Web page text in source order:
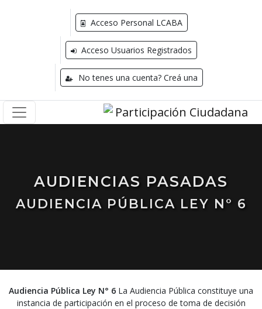
Acceso Personal LCABA
Acceso Usuarios Registrados
No tenes una cuenta? Creá una
AUDIENCIAS PASADAS
AUDIENCIA PÚBLICA LEY N° 6
Audiencia Pública Ley N° 6 La Audiencia Pública constituye una
instancia de participación en el proceso de toma de decisión